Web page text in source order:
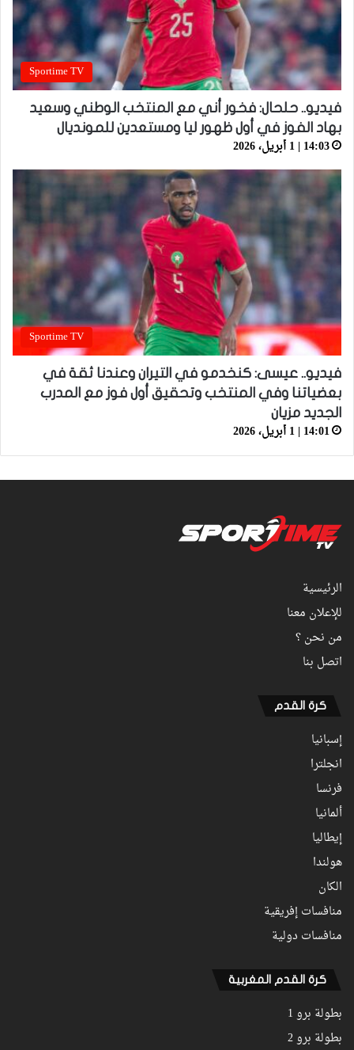
Sportime TV
فيديو.. حلحال: فخور أني مع المنتخب الوطني وسعيد
بهاد الفوز في أول ظهور ليا ومستعدين للمونديال
14:03 | 1 أبريل، 2026
Sportime TV
فيديو.. عيسى: كنخدمو في التيران وعندنا ثقة في
بعضياتنا وفي المنتخب وتحقيق أول فوز مع المدرب
الجديد مزيان
14:01 | 1 أبريل، 2026
الرئيسية
للإعلان معنا
من نحن ؟
اتصل بنا
كرة القدم
إسبانيا
انجلترا
فرنسا
ألمانيا
إيطاليا
هولندا
الكان
منافسات إفريقية
منافسات دولية
كرة القدم المغربية
بطولة برو 1
بطولة برو 2